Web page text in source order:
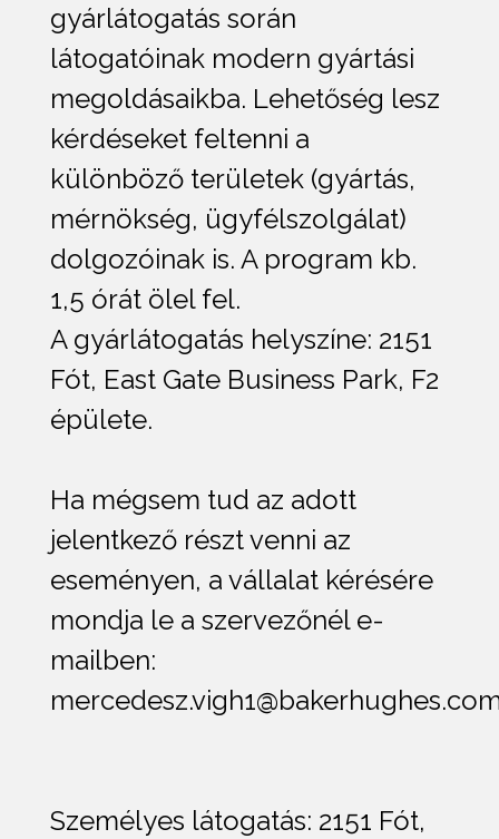
gyárlátogatás során
látogatóinak modern gyártási
megoldásaikba. Lehetőség lesz
kérdéseket feltenni a
különböző területek (gyártás,
mérnökség, ügyfélszolgálat)
dolgozóinak is. A program kb.
1,5 órát ölel fel.
A gyárlátogatás helyszíne: 2151
Fót, East Gate Business Park, F2
épülete.
Ha mégsem tud az adott
jelentkező részt venni az
eseményen, a vállalat kérésére
mondja le a szervezőnél e-
mailben:
Személyes látogatás: 2151 Fót,